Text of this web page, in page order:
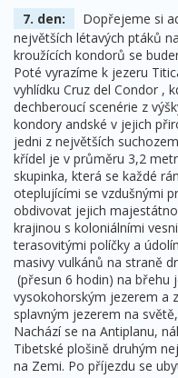
7. den:
Dopřejeme si
největších létavých ptáků
kroužících kondorů se
Poté vyrazíme k jezeru
vyhlídku Cruz del Condor ,
dechberoucí scenérie z
kondory andské v jejich
jedni z největších
křídel je v průměru 3,2
skupinka, která se každé
oteplujícími se vzdušnými
obdivovat jejich
krajinou s koloniálními
terasovitými políčky a
masivy vulkánů na straně
(přesun 6 hodin) na břehu
vysokohorským jezerem a
splavným jezerem na
Nachází se na Antiplanu,
Tibetské plošině druhým
na Zemi. Po příjezdu se